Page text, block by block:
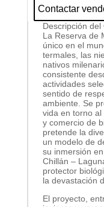
Contactar
Descripción del
La Reserva de
único en el
termales, las
nativos
consistente
actividades
sentido de
ambiente. Se
vida en torno
y comercio de
pretende la
un modelo de
su inmersión
Chillán –
protector
la devastación
El proyecto,